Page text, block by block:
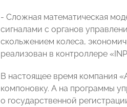
- Сложная математическая
сигналами с органов
скольжением колеса,
реализован в контроллере
В настоящее время компания
компоновку. А на программы
о государственной